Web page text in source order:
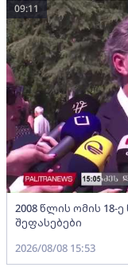
2008 წლის ომის
შეფასებები
09:11
2026/08/08 15:53